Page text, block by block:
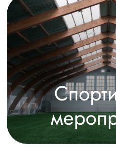
Деловые
Виды деловых